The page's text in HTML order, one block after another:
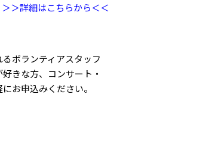
＞＞詳細はこちらから＜＜
ボランティアスタッフ
きな方、コンサート・
お申込みください。